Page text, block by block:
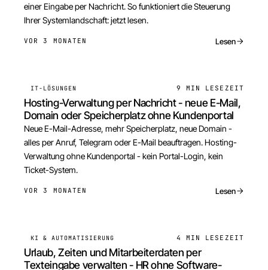
einer Eingabe per Nachricht. So funktioniert die Steuerung
Ihrer Systemlandschaft: jetzt lesen.
VOR 3 MONATEN Lesen
IT-LÖSUNGEN 9 MIN LESEZEIT
Hosting-Verwaltung per Nachricht - neue E-Mail,
Domain oder Speicherplatz ohne Kundenportal
Neue E-Mail-Adresse, mehr Speicherplatz, neue Domain -
alles per Anruf, Telegram oder E-Mail beauftragen. Hosting-
Verwaltung ohne Kundenportal - kein Portal-Login, kein
Ticket-System.
VOR 3 MONATEN Lesen
KI & AUTOMATISIERUNG 4 MIN LESEZEIT
Urlaub, Zeiten und Mitarbeiterdaten per
Texteingabe verwalten - HR ohne Software-